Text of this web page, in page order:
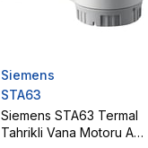
Siemens
STA63
Siemens STA63 Termal
Tahrikli Vana Motoru AC